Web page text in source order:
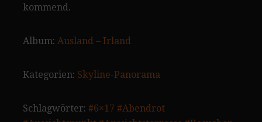
kommend.
Album: Ausland – Irland
Kategorien: Skyline-Panorama
Schlagwörter: #6×17 #Abendrot